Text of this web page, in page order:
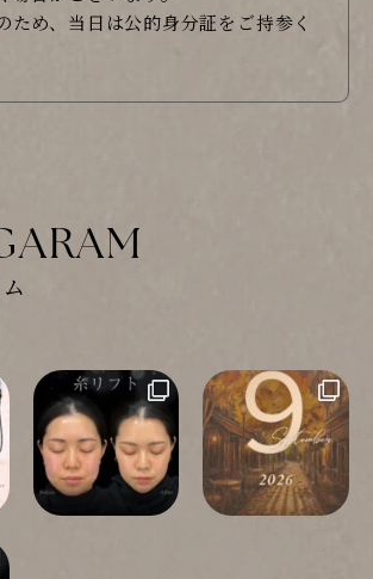
め、当日は公的身分証をご持参く